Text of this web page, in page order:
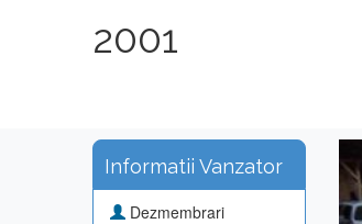
2001
Informatii Vanzator
Dezmembrari